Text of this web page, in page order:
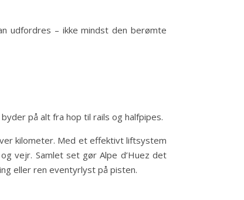
udfordres – ikke mindst den berømte
på alt fra hop til rails og halfpipes.
kilometer. Med et effektivt liftsystem
vejr. Samlet set gør Alpe d’Huez det
eller ren eventyrlyst på pisten.